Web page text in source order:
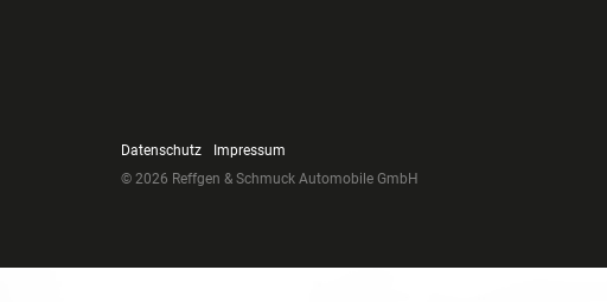
Datenschutz
Impressum
© 2026 Reffgen & Schmuck Automobile GmbH